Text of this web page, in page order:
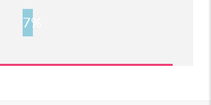
7%